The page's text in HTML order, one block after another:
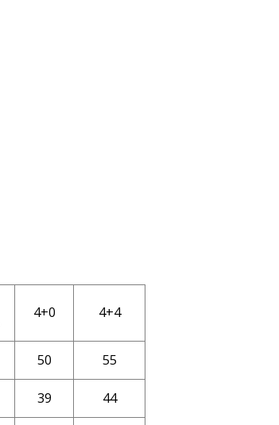
4+0 4+4
50 55
39 44